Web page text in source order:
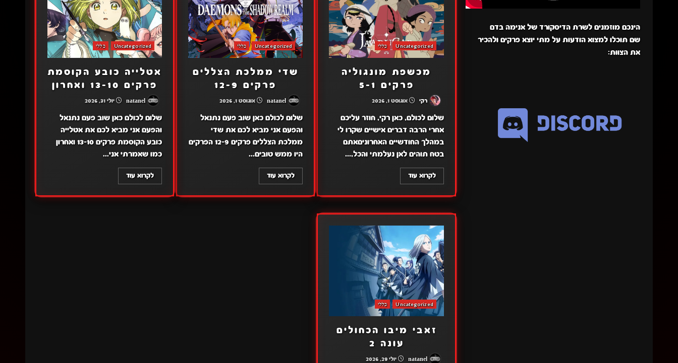
Uncategorized כללי
מכשפת מונגוליה
פרקים 5-1
רקי אוגוסט 1, 2026
שלום לכולם, כאן רקי, חוזר עליכם
אחרי הרבה דברים אישיים שקרו לי
במהלך החודשיים האחרוניםאתם
בטח תוהים לאן נעלמתי והכל,...
לקרוא עוד
Uncategorized כללי
שדי ממלכת הצללים
פרקים 12-9
אוגוסט 1, 2026
שלום לכולם כאן שוב פעם נתנאל
והפעם אני מביא לכם את שדי
ממלכת הצללים פרקים 12-9 הפרקים
היו ממש טובים...
לקרוא עוד
Uncategorized כללי
אטלייה כובע הקוסמת
פרקים 13-10 ואחרון
יולי 31, 2026
שלום לכולם כאן שוב פעם נתנאל
והפעם אני מביא לכם את אטלייה
כובע הקוסמת פרקים 13-10 ואחרון
כמו שאמרתי אני...
לקרוא עוד
Uncategorized כללי
זאבי מיבו הכחולים
עונה 2
יולי 29, 2026
הינכם מוזמנים לשרת הדיסקורד של אנימה בדם
שם תוכלו למצוא הודעות על מתי יוצא פרקים ולהכיר
את הצוות: